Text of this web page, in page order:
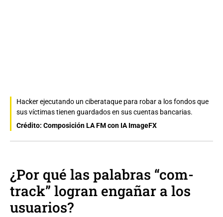
Hacker ejecutando un ciberataque para robar a los fondos que
sus víctimas tienen guardados en sus cuentas bancarias.
Crédito: Composición LA FM con IA ImageFX
¿Por qué las palabras “com-
track” logran engañar a los
usuarios?